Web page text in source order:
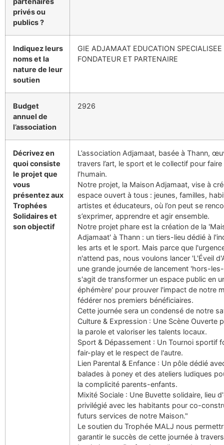
privés ou
publics ?
Indiquez leurs
noms et la
nature de leur
soutien
GIE ADJAMAAT EDUCATION
FONDATEUR ET PARTENAIRE
Budget
annuel de
l’association
2926
Décrivez en
quoi consiste
le projet que
vous
présentez aux
Trophées
Solidaires et
son objectif
L’association Adjamaat, basée à Thann,
travers l’art, le sport et le collectif pour
l’humain.
Notre projet, la Maison Adjamaat, vise à
espace ouvert à tous : jeunes, familles,
artistes et éducateurs, où l’on peut se
s’exprimer, apprendre et agir ensemble.
Notre projet phare est la création de la
Adjamaat' à Thann : un tiers-lieu dédié à
les arts et le sport. Mais parce que
n'attend pas, nous voulons lancer 'L'Éveil
une grande journée de lancement 'hors-
s'agit de transformer un espace public en
éphémère' pour prouver l'impact de notre
fédérer nos premiers bénéficiaires.
Cette journée sera un condensé de notre
Culture & Expression : Une Scène Ouverte
la parole et valoriser les talents locaux.
Sport & Dépassement : Un Tournoi sportif
fair-play et le respect de l'autre.
Lien Parental & Enfance : Un pôle dédié
balades à poney et des ateliers ludiques
la complicité parents-enfants.
Mixité Sociale : Une Buvette solidaire, lieu
privilégié avec les habitants pour co-
futurs services de notre Maison."
Le soutien du Trophée MALJ nous
garantir le succès de cette journée à